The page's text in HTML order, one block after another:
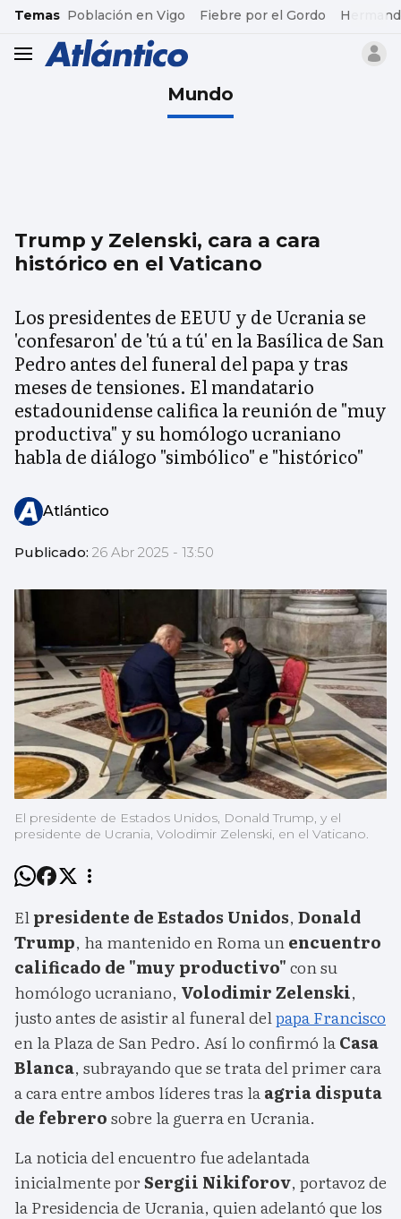
common.go-to-content
Temas Población en Vigo Fiebre por el Gordo
header.menu.open
Mundo
Trump y Zelenski, cara a cara
histórico en el Vaticano
Los presidentes de EEUU y de Ucrania se
'confesaron' de 'tú a tú' en la Basílica de San
Pedro antes del funeral del papa y tras
meses de tensiones. El mandatario
estadounidense califica la reunión de "muy
productiva" y su homólogo ucraniano
habla de diálogo "simbólico" e "histórico"
Atlántico
Publicado: 26 Abr 2025 - 13:50
El presidente de Estados Unidos, Donald Trump, y el
presidente de Ucrania, Volodimir Zelenski, en el Vaticano.
Elpresidente de Estados Unidos, Donald
Trump, ha mantenido en Roma unencuentro
calificado de "muy productivo"con su
homólogo ucraniano, Volodimir Zelenski,
justo antes de asistir al funeral delpapa Francisco
en la Plaza de San Pedro. Así lo confirmó laCasa
Blanca, subrayando que se trata del primer cara
a cara entre ambos líderes tras laagria disputa
de febrerosobre la guerra en Ucrania.
La noticia del encuentro fue adelantada
inicialmente porSergii Nikiforov, portavoz de
la Presidencia de Ucrania, quien adelantó que los